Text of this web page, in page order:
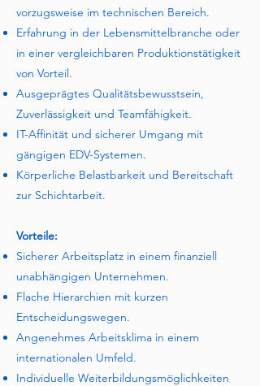
vorzugsweise im technischen Bereich.
Erfahrung in der Lebensmittelbranche oder
in einer vergleichbaren Produktionstätigkeit
von Vorteil.
Ausgeprägtes Qualitätsbewusstsein,
Zuverlässigkeit und Teamfähigkeit.
IT-Affinität und sicherer Umgang mit
gängigen EDV-Systemen.
Körperliche Belastbarkeit und Bereitschaft
zur Schichtarbeit.
Vorteile:
Sicherer Arbeitsplatz in einem finanziell
unabhängigen Unternehmen.
Flache Hierarchien mit kurzen
Entscheidungswegen.
Angenehmes Arbeitsklima in einem
internationalen Umfeld.
Individuelle Weiterbildungsmöglichkeiten